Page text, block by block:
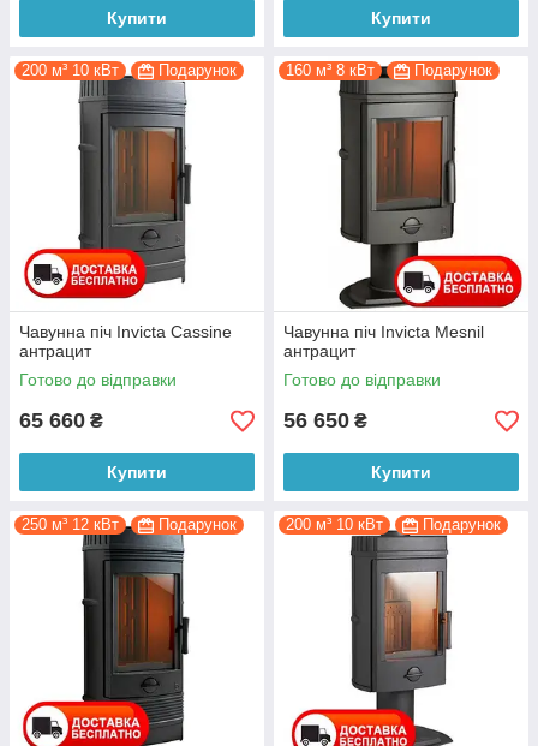
Купити Купити
200 м³ 10 кВт Подарунок
Чавунна піч Invicta Cassine
антрацит
Готово до відправки
65 660 ₴
Купити
160 м³ 8 кВт Подарунок
Чавунна піч Invicta Mesnil
антрацит
Готово до відправки
56 650 ₴
Купити
250 м³ 12 кВт Подарунок 200 м³ 10 кВт Подарунок